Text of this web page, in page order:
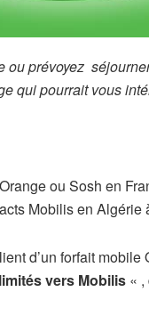
ou prévoyez
qui pourrait vous
ou Sosh en
Mobilis en Algérie
d’un forfait
vers Mobilis «